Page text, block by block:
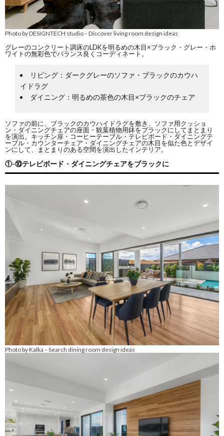
Photo by DESIGNTECH studio–Discover living room design ideas
グレーのコンクリート調床のLDKを明るめの木目×ブラック・グレー・ホ
ワイトの無彩色でバランス良くコーディネート。
リビング：ダークグレーのソファ・ブラックのカウハ
イドラグ
ダイニング：明るめの茶色の木目×ブラックのチェア
ソファの前に、ブラックのカウハイドラグを敷き、ソファ用クッショ
ン・ダイニングチェアの座面・観葉植物用鉢をブラックにしてまとまり
を演出。キッチン扉・コーヒーテーブル・テレビボード・ダイニングテ
ーブル・カウンターチェア・ダイニングチェアの木目を似た色とデザイ
ンにして、まとまりのある空間を演出したインテリア。
①-⑩テレビボード・ダイニングチェアをブラックに
Photo by Kalka –Search dining room design ideas